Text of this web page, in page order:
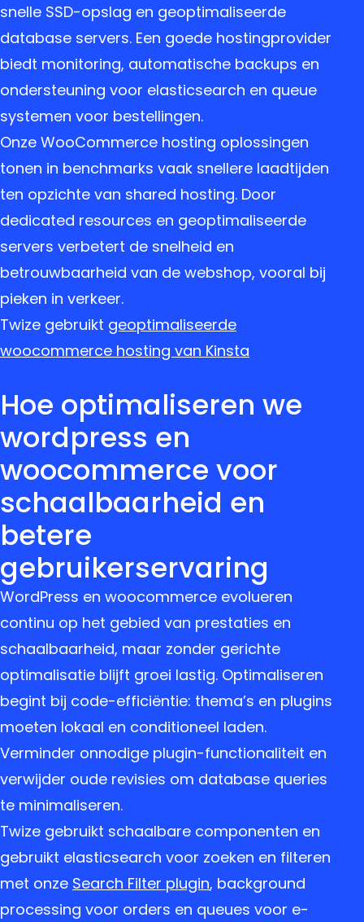
snelle SSD-opslag en geoptimaliseerde
database servers. Een goede hostingprovider
biedt monitoring, automatische backups en
ondersteuning voor elasticsearch en queue
systemen voor bestellingen.
Onze WooCommerce hosting oplossingen
tonen in benchmarks vaak snellere laadtijden
ten opzichte van shared hosting. Door
dedicated resources en geoptimaliseerde
servers verbetert de snelheid en
betrouwbaarheid van de webshop, vooral bij
pieken in verkeer.
Twize gebruikt geoptimaliseerde
woocommerce hosting van Kinsta
Hoe optimaliseren we
wordpress en
woocommerce voor
schaalbaarheid en
betere
gebruikerservaring
WordPress en woocommerce evolueren
continu op het gebied van prestaties en
schaalbaarheid, maar zonder gerichte
optimalisatie blijft groei lastig. Optimaliseren
begint bij code-efficiëntie: thema’s en plugins
moeten lokaal en conditioneel laden.
Verminder onnodige plugin-functionaliteit en
verwijder oude revisies om database queries
te minimaliseren.
Twize gebruikt schaalbare componenten en
gebruikt elasticsearch voor zoeken en filteren
met onze Search Filter plugin, background
processing voor orders en queues voor e-